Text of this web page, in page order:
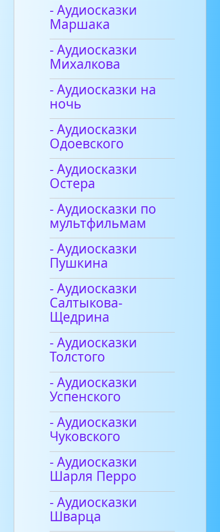
- Аудиосказки
Маршака
- Аудиосказки
Михалкова
- Аудиосказки на
ночь
- Аудиосказки
Одоевского
- Аудиосказки
Остера
- Аудиосказки по
мультфильмам
- Аудиосказки
Пушкина
- Аудиосказки
Салтыкова-
Щедрина
- Аудиосказки
Толстого
- Аудиосказки
Успенского
- Аудиосказки
Чуковского
- Аудиосказки
Шарля Перро
- Аудиосказки
Шварца